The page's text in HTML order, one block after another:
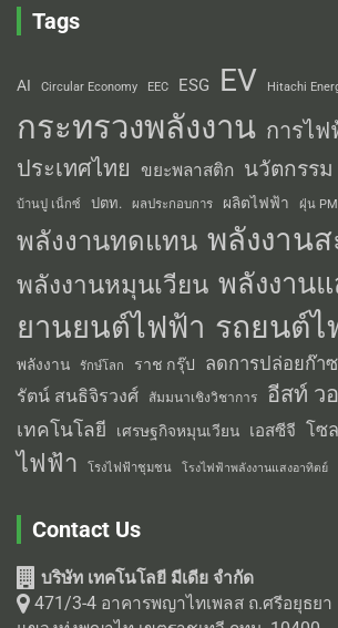
Tags
AI Circular Economy EEC ESG EV Hitachi
กระทรวงพลังงาน การไ
ประเทศไทย
ขยะพลาสติก นวัตกรรม
บ้านปู เน็กซ์ ปตท. ผลประกอบการ ผลิตไฟฟ้า ฝุ่น
พลังงานทดแทน พลังงาน
พลังงานหมุนเวียน พลังงาน
ยานยนต์ไฟฟ้า รถยนต์ไ
พลังงาน
รักษ์โลก ราช กรุ๊ป ลดการปล่อยก๊า
รัตน์ สนธิจิรวงศ์
สัมมนาเชิงวิชาการ อีสท์ ว
เทคโนโลยี เศรษฐกิจหมุนเวียน เอสซีจี โซ
ไฟฟ้า
โรงไฟฟ้าชุมชน โรงไฟฟ้าพลังงานแสงอาทิตย์
Contact Us
บริษัท เทคโนโลยี มีเดีย จำกัด
471/3-4 อาคารพญาไทเพลส ถ.ศรีอยุธยา